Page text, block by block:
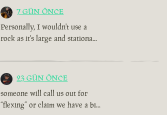
7 GÜN ÖNCE
Personally, I wouldn't use a
rock as it's large and stationa...
23 GÜN ÖNCE
someone will call us out for
“flexing” or claim we have a bi...